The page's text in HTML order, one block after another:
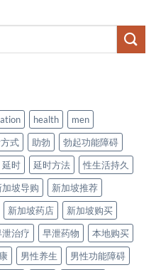
health
men
式 助勃
勃起功能障碍
延时 延时方法
性生活持久
加坡导购
新加坡推荐
新加坡药店
新加坡购买
泄治疗 早泄药物
本地购买
男性养生
男性功能障碍